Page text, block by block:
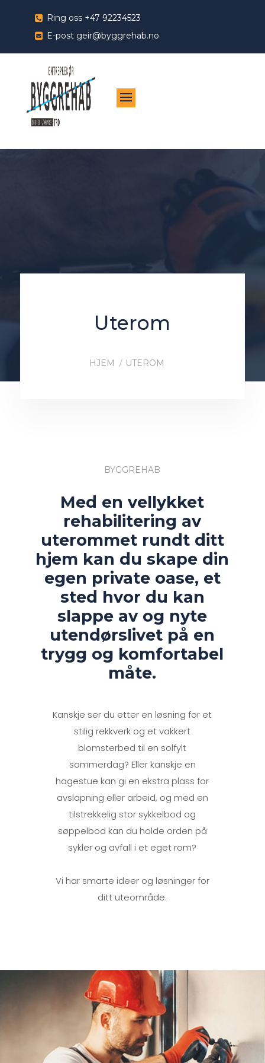
Ring oss +47 92234523
E-post geir@byggrehab.no
Uterom
HJEM UTEROM
BYGGREHAB
Med en vellykket
rehabilitering av
uterommet rundt ditt
hjem kan du skape din
egen private oase, et
sted hvor du kan
slappe av og nyte
utendørslivet på en
trygg og komfortabel
måte.
Kanskje ser du etter en løsning for et
stilig rekkverk og et vakkert
blomsterbed til en solfylt
sommerdag? Eller kanskje en
hagestue kan gi en ekstra plass for
avslapning eller arbeid, og med en
tilstrekkelig stor sykkelbod og
søppelbod kan du holde orden på
sykler og avfall i et eget rom?
Vi har smarte ideer og løsninger for
ditt uteområde.